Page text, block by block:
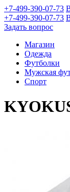
+7-499-390-07-73
+7-499-390-07-73
Задать вопрос
Магазин
Одежда
Футболки
Мужская
Спорт